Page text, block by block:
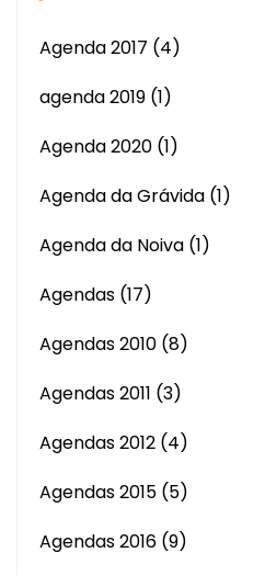
Agenda 2017 (4)
agenda 2019 (1)
Agenda 2020 (1)
Agenda da Grávida (1)
Agenda da Noiva (1)
Agendas (17)
Agendas 2010 (8)
Agendas 2011 (3)
Agendas 2012 (4)
Agendas 2015 (5)
Agendas 2016 (9)